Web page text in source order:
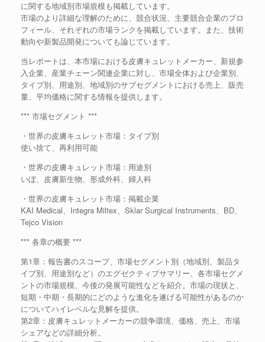
に関する地域別市場規模も掲載しています。
市場のより詳細な理解のために、競合状況、主要競合企業のプロ
フィール、それぞれの市場ランクを掲載しています。また、技術
動向や新製品開発についても論じています。
当レポートは、本市場における皮膚キュレットメーカー、新規参
入企業、産業チェーン関連企業に対し、市場全体および企業別、
タイプ別、用途別、地域別のサブセグメントにおける売上、販売
量、平均価格に関する情報を提供します。
*** 市場セグメント ***
・世界の皮膚キュレット市場：タイプ別
使い捨て、再利用可能
・世界の皮膚キュレット市場：用途別
いぼ、皮膚新生物、形成外科、婦人科
・世界の皮膚キュレット市場：掲載企業
KAI Medical、Integra Miltex、Sklar Surgical Instruments、BD、
Tejco Vision
*** 各章の概要 ***
第1章：報告書のスコープ、市場セグメント別（地域別、製品タ
イプ別、用途別など）のエグゼクティブサマリー、各市場セグメ
ントの市場規模、今後の発展可能性などを紹介。市場の現状と、
短期・中期・長期的にどのような進化を遂げる可能性があるのか
についてハイレベルな見解を提供。
第2章：皮膚キュレットメーカーの競争環境、価格、売上、市場
シェアなどの詳細分析。